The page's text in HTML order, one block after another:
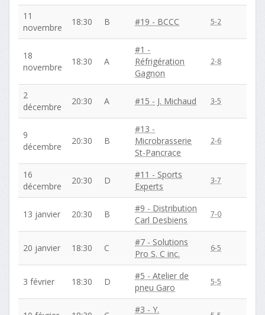
11
novembre
18:30 B #19 - BCCC 5-2
18
novembre
18:30 A
#1 -
Réfrigération
Gagnon
2-8
2
décembre
20:30 A #15 - J. Michaud 3-5
9
décembre
20:30 B
#13 -
Microbrasserie
St-Pancrace
2-6
16
décembre
20:30 D
#11 - Sports
Experts
3-7
13 janvier 20:30 B
#9 - Distribution
Carl Desbiens
7-0
20 janvier 18:30 C
#7 - Solutions
Pro S. C inc.
6-5
3 février 18:30 D
#5 - Atelier de
pneu Garo
5-5
#3 - Y.